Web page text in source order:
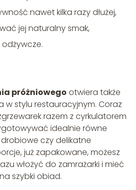
nawet kilka razy dłużej,
jej naturalny smak,
próżniowego otwiera także
stylu restauracyjnym. Coraz
razem z cyrkulatorem
idealnie równe
czy delikatne
już zapakowane, możesz
włożyć do zamrażarki i mieć
szybki obiad.